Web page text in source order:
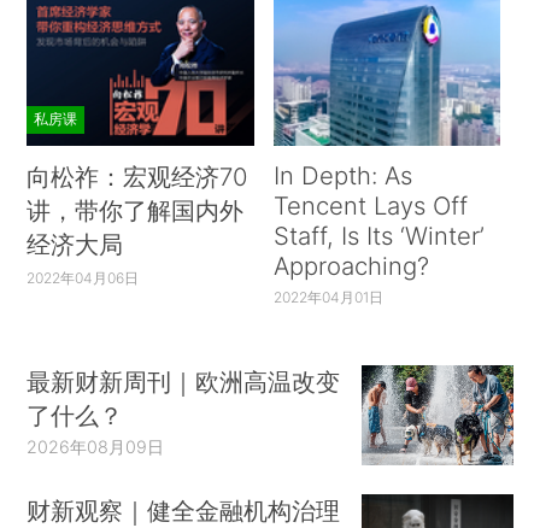
私房课
向松祚：宏观经济70
讲，带你了解国内外
经济大局
2022年04月06日
In Depth: As
Tencent Lays Off
Staff, Is Its ‘Winter’
Approaching?
2022年04月01日
最新财新周刊｜欧洲高温改变
了什么？
2026年08月09日
财新观察｜健全金融机构治理